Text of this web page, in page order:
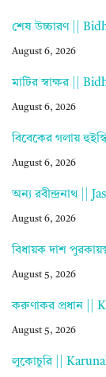
শেষ উচ্চারণ ||
August 6, 2026
মাটির স্বাক্ষর ||
August 6, 2026
বিবেকের গলায়
August 6, 2026
অন্য রবীন্দ্রনাথ ||
August 6, 2026
বিধায়ক দাশ
August 5, 2026
করুণাকর প্রধান ||
August 5, 2026
লুকোচুরি ||